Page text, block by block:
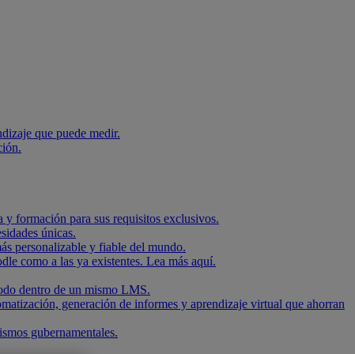
que puede medir.
y formación para sus requisitos exclusivos.
únicas.
personalizable y fiable del mundo.
como a las ya existentes. Lea más aquí.
dentro de un mismo LMS.
generación de informes y aprendizaje virtual que ahorran
gubernamentales.